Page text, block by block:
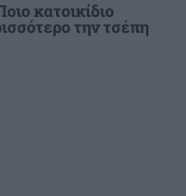
κατοικίδιο
την τσέπη